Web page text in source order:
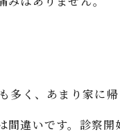
く、あまり家に帰
違いです。診察開